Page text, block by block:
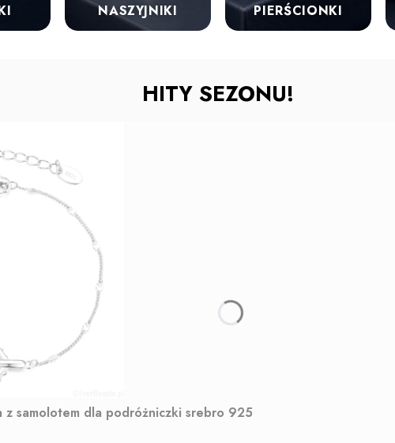
NASZYJNIKI PIERŚCIONKI
HITY SEZONU!
z samolotem dla podróżniczki srebro 925